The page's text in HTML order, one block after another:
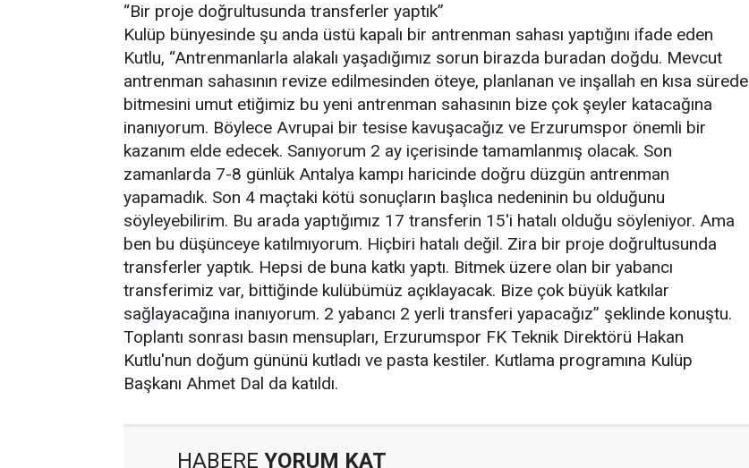
“Bir proje doğrultusunda transferler yaptık”
Kulüp bünyesinde şu anda üstü kapalı bir antrenman sahası yaptığını ifade eden
Kutlu, “Antrenmanlarla alakalı yaşadığımız sorun birazda buradan doğdu. Mevcut
antrenman sahasının revize edilmesinden öteye, planlanan ve inşallah en kısa sürede
bitmesini umut etiğimiz bu yeni antrenman sahasının bize çok şeyler katacağına
inanıyorum. Böylece Avrupai bir tesise kavuşacağız ve Erzurumspor önemli bir
kazanım elde edecek. Sanıyorum 2 ay içerisinde tamamlanmış olacak. Son
zamanlarda 7-8 günlük Antalya kampı haricinde doğru düzgün antrenman
yapamadık. Son 4 maçtaki kötü sonuçların başlıca nedeninin bu olduğunu
söyleyebilirim. Bu arada yaptığımız 17 transferin 15'i hatalı olduğu söyleniyor. Ama
ben bu düşünceye katılmıyorum. Hiçbiri hatalı değil. Zira bir proje doğrultusunda
transferler yaptık. Hepsi de buna katkı yaptı. Bitmek üzere olan bir yabancı
transferimiz var, bittiğinde kulübümüz açıklayacak. Bize çok büyük katkılar
sağlayacağına inanıyorum. 2 yabancı 2 yerli transferi yapacağız” şeklinde konuştu.
Toplantı sonrası basın mensupları, Erzurumspor FK Teknik Direktörü Hakan
Kutlu'nun doğum gününü kutladı ve pasta kestiler. Kutlama programına Kulüp
Başkanı Ahmet Dal da katıldı.
HABERE YORUM KAT